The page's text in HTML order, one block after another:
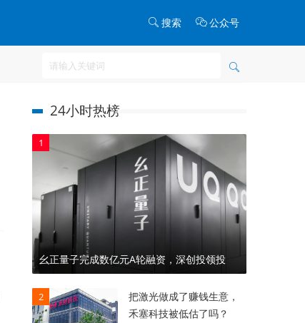
搜索 公众号
24小时热榜
1
幺正量子完成数亿元A轮融资，深创投领投
2
把激光做成了赚钱生意，
禾塞科技被低估了吗？